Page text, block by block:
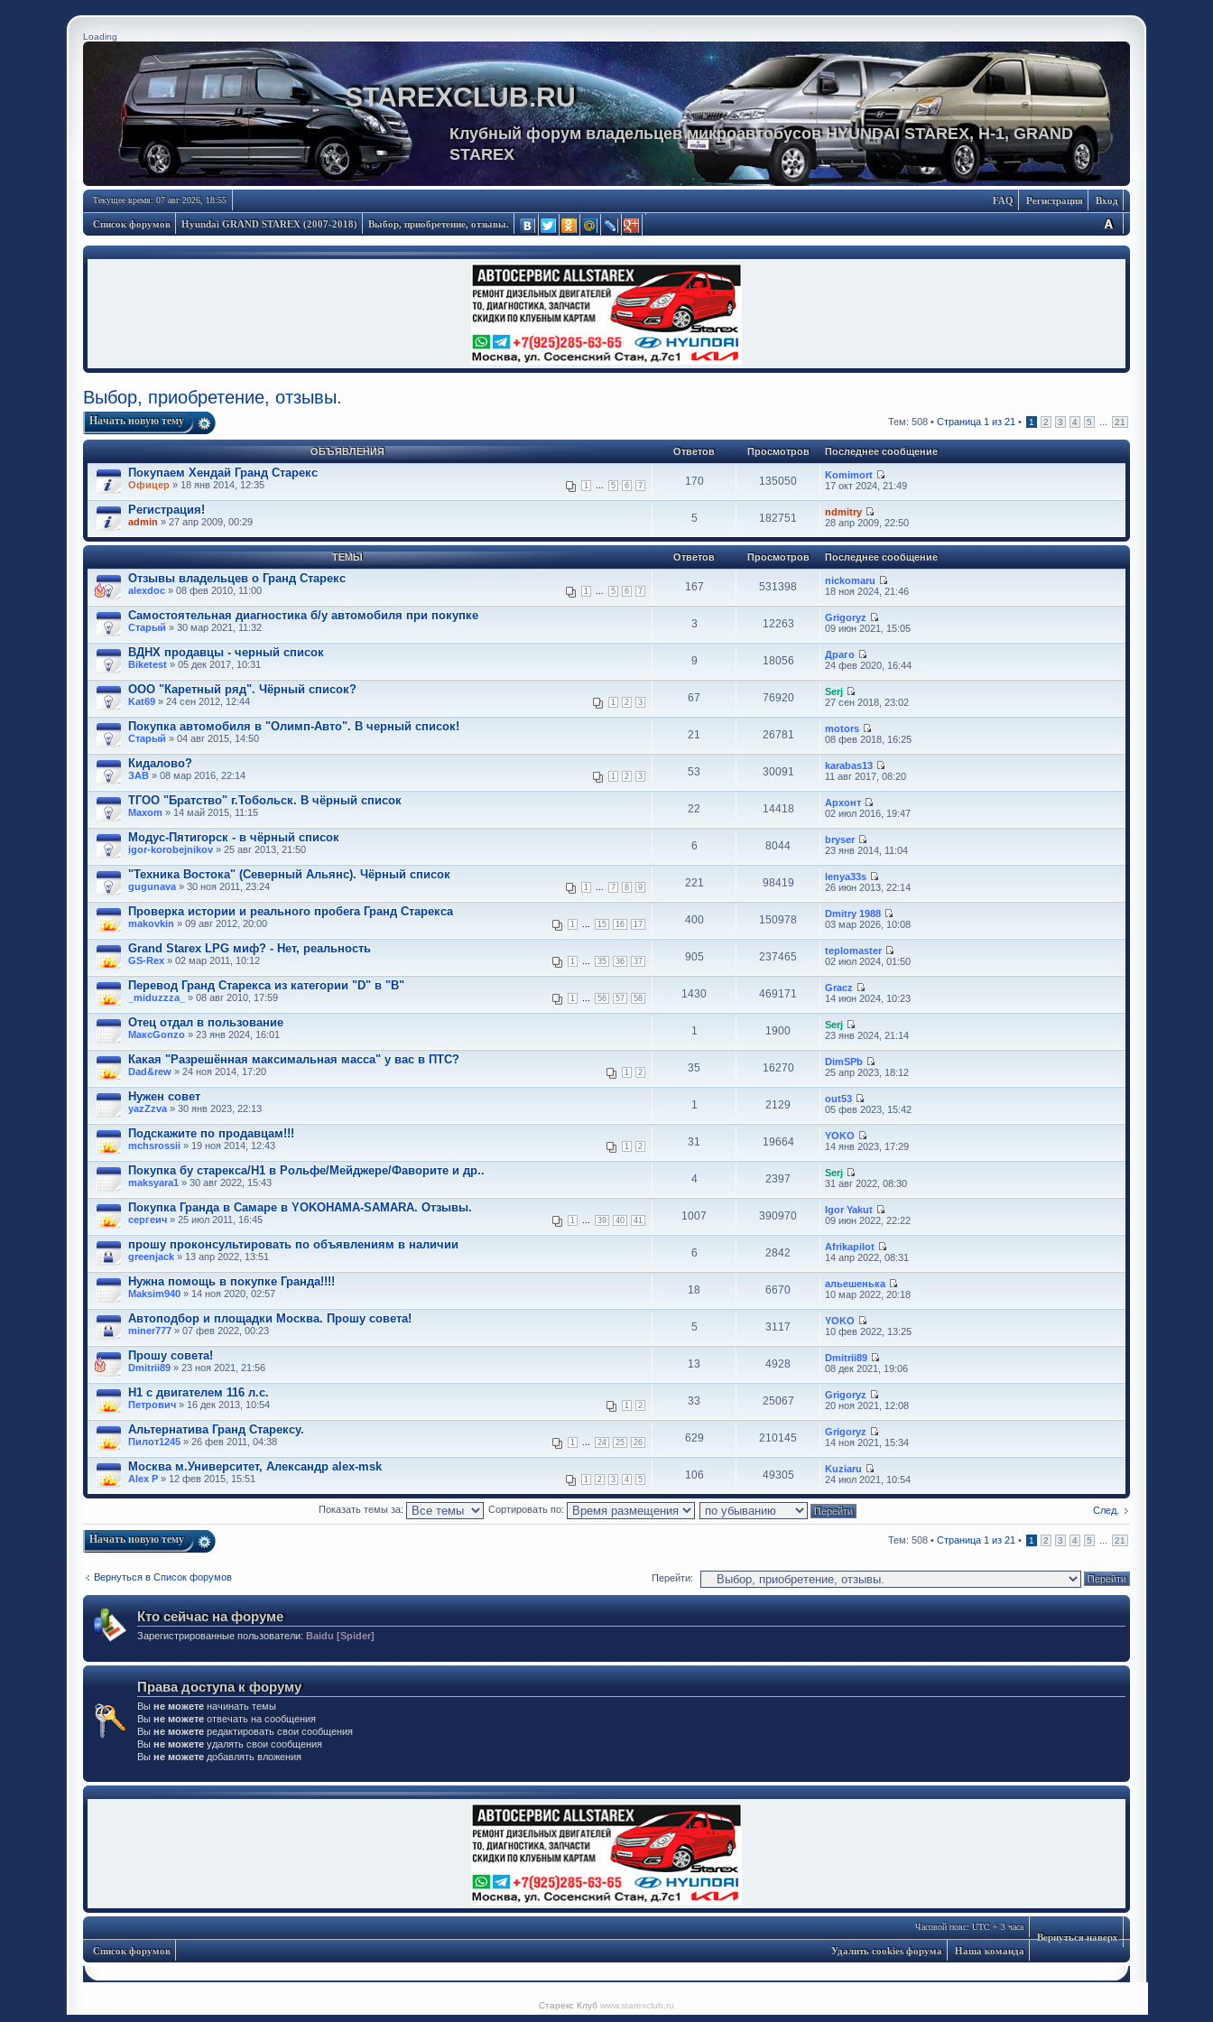
Loading
STAREXCLUB.RU
Клубный форум владельцев микроавтобусов HYUNDAI STAREX, H-1, GRAND
STAREX
Текущее время: 07 авг 2026, 18:55 Вход
Регистрация
FAQ
Список форумов Hyundai GRAND STAREX (2007-2018) Выбор, приобретение, отзывы.
Выбор, приобретение, отзывы.
Начать новую тему Тем: 508 • Страница 1 из 21 • 1 2 3 4 5 21
ОБЪЯВЛЕНИЯ Ответов Просмотров Последнее сообщение
Покупаем Хендай Гранд Старекс
1 5 6 7
Офицер » 18 янв 2014, 12:35 170 135050
Komimort
17 окт 2024, 21:49
Регистрация!
admin » 27 апр 2009, 00:29 5 182751
ndmitry
28 апр 2009, 22:50
ТЕМЫ Ответов Просмотров Последнее сообщение
Отзывы владельцев о Гранд Старекс
1 5 6 7
alexdoc » 08 фев 2010, 11:00 167 531398
nickomaru
18 ноя 2024, 21:46
Самостоятельная диагностика б/у автомобиля при покупке
Старый » 30 мар 2021, 11:32 3 12263
Grigoryz
09 июн 2021, 15:05
ВДНХ продавцы - черный список
Biketest » 05 дек 2017, 10:31 9 18056
Драго
24 фев 2020, 16:44
ООО "Каретный ряд". Чёрный список?
1 2 3
Kat69 » 24 сен 2012, 12:44 67 76920
Serj
27 сен 2018, 23:02
Покупка автомобиля в "Олимп-Авто". В черный список!
Старый » 04 авг 2015, 14:50 21 26781
motors
08 фев 2018, 16:25
Кидалово?
1 2 3
ЗАВ » 08 мар 2016, 22:14 53 30091
karabas13
11 авг 2017, 08:20
ТГОО "Братство" г.Тобольск. В чёрный список
Maxom » 14 май 2015, 11:15 22 14418
Архонт
02 июл 2016, 19:47
Модус-Пятигорск - в чёрный список
igor-korobejnikov » 25 авг 2013, 21:50 6 8044
bryser
23 янв 2014, 11:04
"Техника Востока" (Северный Альянс). Чёрный список
1 7 8 9
gugunava » 30 ноя 2011, 23:24 221 98419
lenya33s
26 июн 2013, 22:14
Проверка истории и реального пробега Гранд Старекса
1 15 16 17
makovkin » 09 авг 2012, 20:00 400 150978
Dmitry 1988
03 мар 2026, 10:08
Grand Starex LPG миф? - Нет, реальность
1 35 36 37
GS-Rex » 02 мар 2011, 10:12 905 237465
teplomaster
02 июл 2024, 01:50
Перевод Гранд Старекса из категории "D" в "B"
1 56 57 58
_miduzzza_ » 08 авг 2010, 17:59 1430 469171
Gracz
14 июн 2024, 10:23
Отец отдал в пользование
МаксGonzo » 23 янв 2024, 16:01 1 1900
Serj
23 янв 2024, 21:14
Какая "Разрешённая максимальная масса" у вас в ПТС?
1 2
Dad&rew » 24 ноя 2014, 17:20 35 16270
DimSPb
25 апр 2023, 18:12
Нужен совет
yazZzva » 30 янв 2023, 22:13 1 2129
out53
05 фев 2023, 15:42
Подскажите по продавцам!!!
1 2
mchsrossii » 19 ноя 2014, 12:43 31 19664
YOKO
14 янв 2023, 17:29
Покупка бу старекса/Н1 в Рольфе/Мейджере/Фаворите и др..
maksyara1 » 30 авг 2022, 15:43 4 2397
Serj
31 авг 2022, 08:30
Покупка Гранда в Самаре в YOKOHAMA-SAMARA. Отзывы.
1 39 40 41
сергеич » 25 июл 2011, 16:45 1007 390970
Igor Yakut
09 июн 2022, 22:22
прошу проконсультировать по объявлениям в наличии
greenjack » 13 апр 2022, 13:51 6 2842
Аfrikapilot
14 апр 2022, 08:31
Нужна помощь в покупке Гранда!!!!
Maksim940 » 14 ноя 2020, 02:57 18 6670
альешенька
10 мар 2022, 20:18
Автоподбор и площадки Москва. Прошу совета!
miner777 » 07 фев 2022, 00:23 5 3117
YOKO
10 фев 2022, 13:25
Прошу совета!
Dmitrii89 » 23 ноя 2021, 21:56 13 4928
Dmitrii89
08 дек 2021, 19:06
H1 с двигателем 116 л.с.
1 2
Петрович » 16 дек 2013, 10:54 33 25067
Grigoryz
20 ноя 2021, 12:08
Альтернатива Гранд Старексу.
1 24 25 26
Пилот1245 » 26 фев 2011, 04:38 629 210145
Grigoryz
14 ноя 2021, 15:34
Москва м.Университет, Александр alex-msk
1 2 3 4 5
Alex P » 12 фев 2015, 15:51 106 49305
Kuziaru
24 июл 2021, 10:54
След.
Показать темы за: Сортировать по:
Начать новую тему Тем: 508 • Страница 1 из 21 • 1 2 3 4 5 21
Вернуться в Список форумов Перейти:
Кто сейчас на форуме
Зарегистрированные пользователи: Baidu [Spider]
Права доступа к форуму
Вы не можете начинать темы
Вы не можете отвечать на сообщения
Вы не можете редактировать свои сообщения
Вы не можете удалять свои сообщения
Вы не можете добавлять вложения
Вернуться наверх
Часовой пояс: UTC + 3 часа
Список форумов Наша команда
Удалить cookies форума
Старекс Клуб www.starexclub.ru